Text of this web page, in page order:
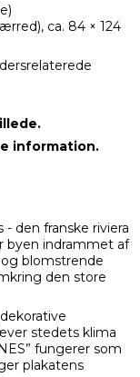
ca. 84 × 124
information.
den franske riviera
byen indrammet af
blomstrende
den store
stedets klima
fungerer som
plakatens